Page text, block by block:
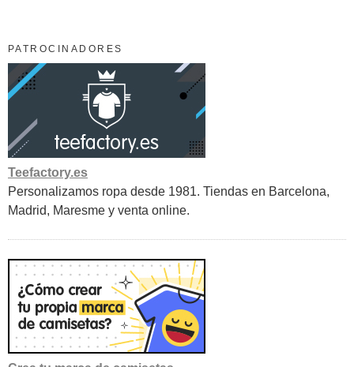
PATROCINADORES
Teefactory.es
Personalizamos ropa desde 1981. Tiendas en Barcelona,
Madrid, Maresme y venta online.